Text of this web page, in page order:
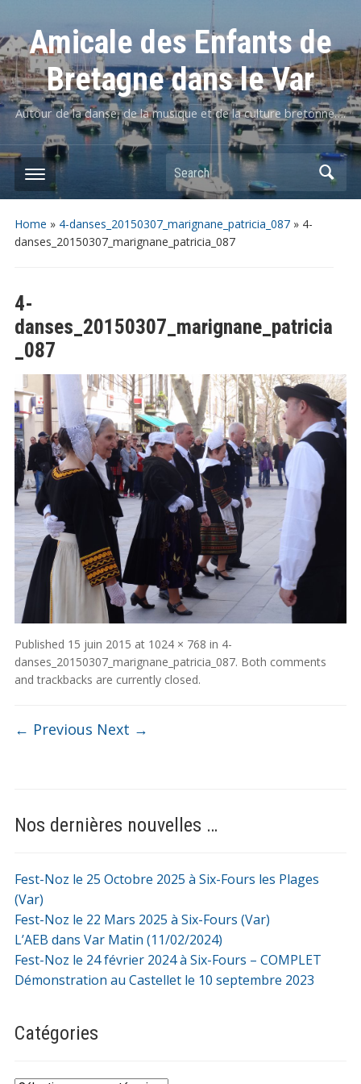
Amicale des Enfants de
Bretagne dans le Var
Autour de la danse, de la musique et de la culture bretonne….
Home » 4-danses_20150307_marignane_patricia_087» 4-
danses_20150307_marignane_patricia_087
4-
danses_20150307_marignane_patricia
_087
Published 15 juin 2015 at 1024 × 768 in 4-
danses_20150307_marignane_patricia_087. Both comments
and trackbacks are currently closed.
← Previous Next →
Nos dernières nouvelles …
Fest-Noz le 25 Octobre 2025 à Six-Fours les Plages
(Var)
Fest-Noz le 22 Mars 2025 à Six-Fours (Var)
L’AEB dans Var Matin (11/02/2024)
Fest-Noz le 24 février 2024 à Six-Fours – COMPLET
Démonstration au Castellet le 10 septembre 2023
Catégories